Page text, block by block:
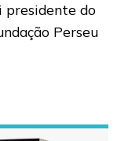
presidente do
Perseu